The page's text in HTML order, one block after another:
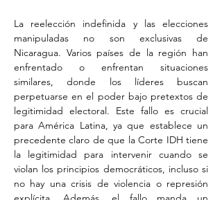
La reelección indefinida y las elecciones
manipuladas no son exclusivas de
Nicaragua. Varios países de la región han
enfrentado o enfrentan situaciones
similares, donde los líderes buscan
perpetuarse en el poder bajo pretextos de
legitimidad electoral. Este fallo es crucial
para América Latina, ya que establece un
precedente claro de que la Corte IDH tiene
la legitimidad para intervenir cuando se
violan los principios democráticos, incluso si
no hay una crisis de violencia o represión